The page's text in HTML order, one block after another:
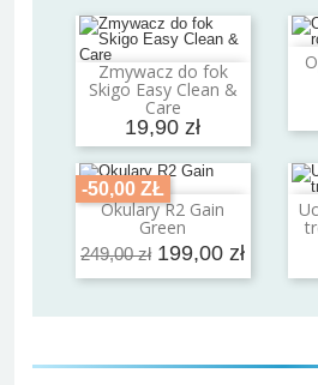
Zmywacz do fok
Skigo Easy Clean &
Care
19,90 zł
Dodaj do koszyka
-50,00 ZŁ
Okulary R2 Gain
Green
249,00 zł 199,00 zł
Dodaj do koszyka